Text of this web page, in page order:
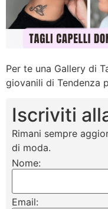
Per te una Gallery di
giovanili di Tendenza
Iscriviti
Rimani sempre
di moda.
Nome:
Email: